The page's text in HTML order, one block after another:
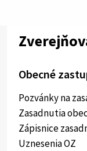
Obecné
Pozvánky na
Zasadnutia
Zápisnice
Uznesenia OZ